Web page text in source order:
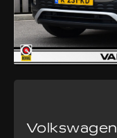
Volkswagen